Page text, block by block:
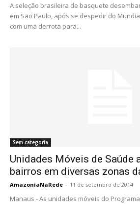
A seleção brasileira de basquete
em São Paulo, após se despedir do
com uma derrota para...
Sem categoria
Unidades Móveis de Saúde
bairros em diversas zonas
AmazoniaNaRede - 11 de setembro de 2014
Manaus - As unidades móveis do